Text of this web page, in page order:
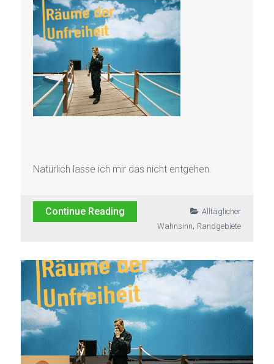
Natürlich lasse ich mir das nicht entgehen.
Continue Reading
Alltäglicher
Wahnsinn, Randgebiete